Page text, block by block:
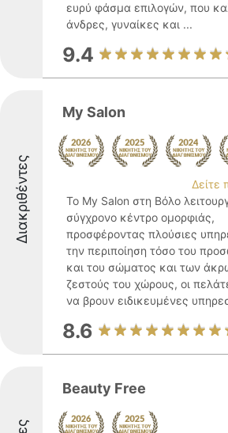
ευρύ φάσμα επιλογών, που
άνδρες, γυναίκες και ...
9.4
Διακριθέντες
My Salon
Δείτε
Το My Salon στη Βόλο
σύγχρονο κέντρο ομορφιάς,
προσφέροντας πλούσιες
την περιποίηση τόσο του
και του σώματος και των
ζεστούς του χώρους, οι
να βρουν ειδικευμένες
8.6
Beauty Free